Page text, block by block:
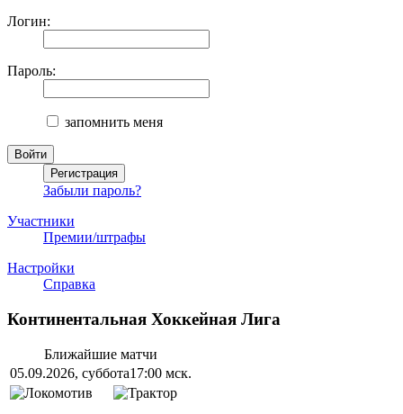
Логин:
Пароль:
запомнить меня
Забыли пароль?
Участники
Премии/штрафы
Настройки
Справка
Континентальная Хоккейная Лига
Ближайшие матчи
05.09.2026, суббота17:00 мск.